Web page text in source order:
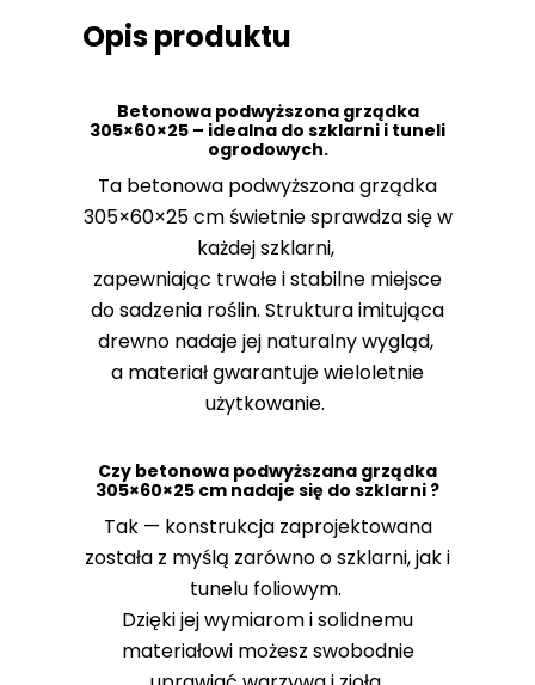
Opis produktu
Betonowa podwyższona grządka
305×60×25 – idealna do szklarni i tuneli
ogrodowych.
Czy betonowa podwyższana grządka
305×60×25 cm nadaje się do szklarni ?
Ta betonowa podwyższona grządka
305×60×25 cm świetnie sprawdza się w
każdej szklarni,
zapewniając trwałe i stabilne miejsce
do sadzenia roślin. Struktura imitująca
drewno nadaje jej naturalny wygląd,
a materiał gwarantuje wieloletnie
użytkowanie.
Tak — konstrukcja zaprojektowana
została z myślą zarówno o szklarni, jak i
tunelu foliowym.
Dzięki jej wymiarom i solidnemu
materiałowi możesz swobodnie